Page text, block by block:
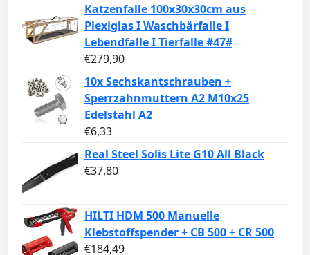
Katzenfalle 100x30x30cm aus
Plexiglas I Waschbärfalle I
Lebendfalle I Tierfalle #47#
€279,90
10x Sechskantschrauben +
Sperrzahnmuttern A2 M10x25
Edelstahl A2
€6,33
Real Steel Solis Lite G10 All Black
€37,80
HILTI HDM 500 Manuelle
Klebstoffspender + CB 500 + CR 500
€184,49